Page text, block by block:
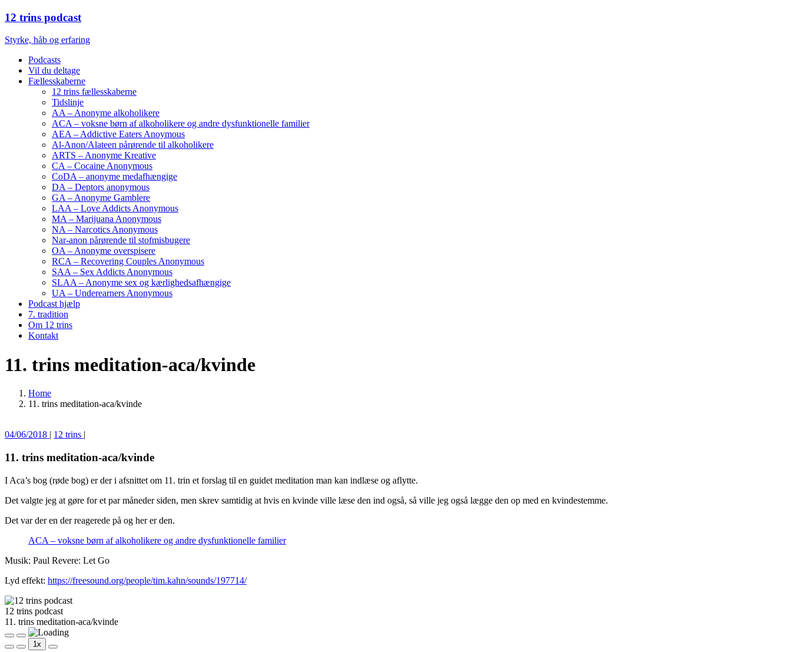
12 trins podcast
Styrke, håb og erfaring
Podcasts
Vil du deltage
Fællesskaberne
12 trins fællesskaberne
Tidslinje
AA – Anonyme alkoholikere
ACA – voksne børn af alkoholikere og andre dysfunktionelle familier
AEA – Addictive Eaters Anoymous
Al-Anon/Alateen pårørende til alkoholikere
ARTS – Anonyme Kreative
CA – Cocaine Anonymous
CoDA – anonyme medafhængige
DA – Deptors anonymous
GA – Anonyme Gamblere
LAA – Love Addicts Anonymous
MA – Marijuana Anonymous
NA – Narcotics Anonymous
Nar-anon pårørende til stofmisbugere
OA – Anonyme overspisere
RCA – Recovering Couples Anonymous
SAA – Sex Addicts Anonymous
SLAA – Anonyme sex og kærlighedsafhængige
UA – Underearners Anonymous
Podcast hjælp
7. tradition
Om 12 trins
Kontakt
11. trins meditation-aca/kvinde
Home
11. trins meditation-aca/kvinde
04/06/2018 | 12 trins |
11. trins meditation-aca/kvinde
I Aca’s bog (røde bog) er der i afsnittet om 11. trin et forslag til en guidet meditation man kan indlæse og aflytte.
Det valgte jeg at gøre for et par måneder siden, men skrev samtidig at hvis en kvinde ville læse den ind også, så ville jeg også lægge den op med en kvindestemme.
Det var der en der reagerede på og her er den.
ACA – voksne børn af alkoholikere og andre dysfunktionelle familier
Musik: Paul Revere: Let Go
Lyd effekt: https://freesound.org/people/tim.kahn/sounds/197714/
12 trins podcast
11. trins meditation-aca/kvinde
Play
Episode
Pause
Episode
1x